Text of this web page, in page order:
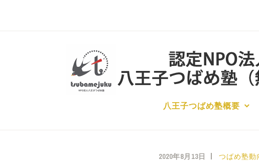
八王子つばめ塾概要
2020年8月13日
小
つばめ塾動